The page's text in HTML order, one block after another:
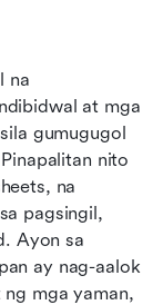
na
at mga
gumugugol
nito
na
pagsingil,
Ayon sa
ay nag-aalok
mga yaman,